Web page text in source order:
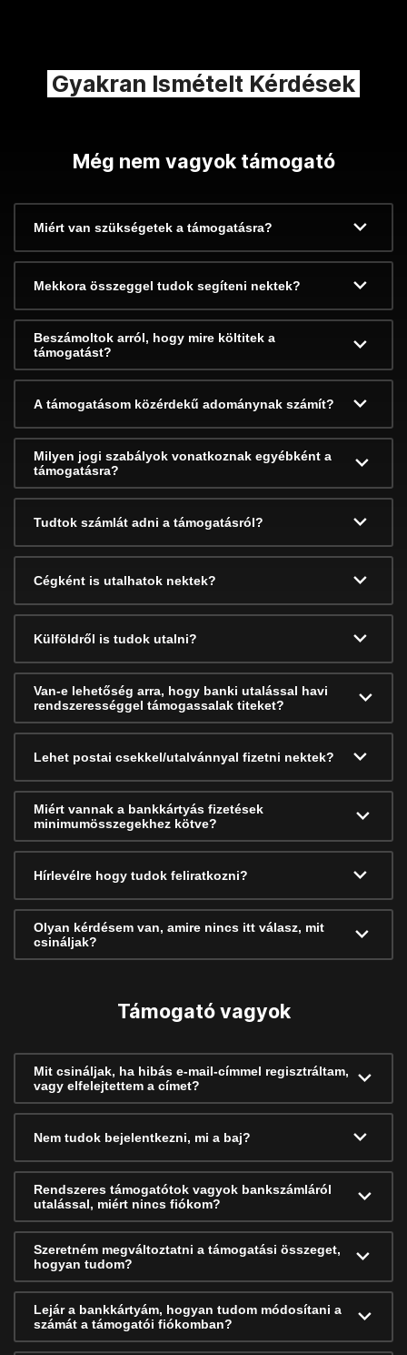
Gyakran Ismételt Kérdések
Még nem vagyok támogató
Miért van szükségetek a támogatásra?
Mekkora összeggel tudok segíteni nektek?
Beszámoltok arról, hogy mire költitek a
támogatást?
A támogatásom közérdekű adománynak számít?
Milyen jogi szabályok vonatkoznak egyébként a
támogatásra?
Tudtok számlát adni a támogatásról?
Cégként is utalhatok nektek?
Külföldről is tudok utalni?
Van-e lehetőség arra, hogy banki utalással havi
rendszerességgel támogassalak titeket?
Lehet postai csekkel/utalvánnyal fizetni nektek?
Miért vannak a bankkártyás fizetések
minimumösszegekhez kötve?
Hírlevélre hogy tudok feliratkozni?
Olyan kérdésem van, amire nincs itt válasz, mit
csináljak?
Támogató vagyok
Mit csináljak, ha hibás e-mail-címmel regisztráltam,
vagy elfelejtettem a címet?
Nem tudok bejelentkezni, mi a baj?
Rendszeres támogatótok vagyok bankszámláról
utalással, miért nincs fiókom?
Szeretném megváltoztatni a támogatási összeget,
hogyan tudom?
Lejár a bankkártyám, hogyan tudom módosítani a
számát a támogatói fiókomban?